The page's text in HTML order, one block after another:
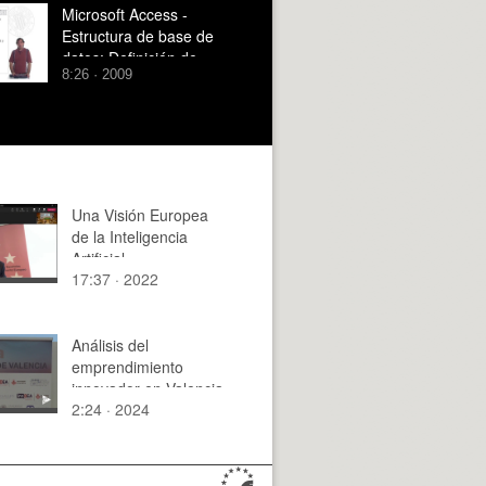
ejemplo
Microsoft Access -
Estructura de base de
datos: Definición de
relaciones
8:26 · 2009
Una Visión Europea
de la Inteligencia
Artificial
17:37 · 2022
Análisis del
emprendimiento
innovador en Valencia
2:24 · 2024